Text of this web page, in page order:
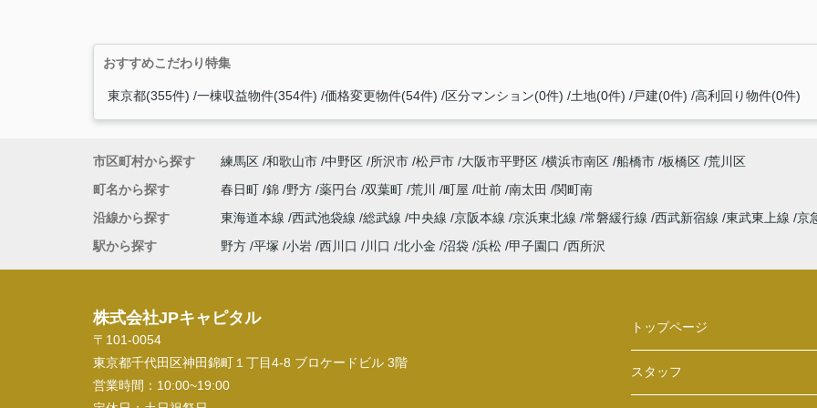
おすすめこだわり特集
東京都(355件) 一棟収益物件(354件) 価格変更物件(54件) 区分マンション(0件) 土地(0件) 戸建(0件) 高利回り物件(0件)
市区町村から探す 練馬区 和歌山市 中野区 所沢市 松戸市 大阪市平野区 横浜市南区 船橋市 板橋区 荒川区
町名から探す
春日町 錦 野方 薬円台 双葉町 荒川 町屋 吐前 南太田
関町南
沿線から探す
東海道本線 西武池袋線 総武線 中央線 京阪本線 京浜東北線 常磐緩行線 西武新宿線 東武東上線 京
駅から探す
野方 平塚 小岩 西川口 川口 北小金 沼袋 浜松 甲子園口 西所沢
株式会社JPキャピタル
〒101-0054
東京都千代田区神田錦町１丁目4-8 ブロケードビル 3階
営業時間： 10:00~19:00
トップページ
スタッフ